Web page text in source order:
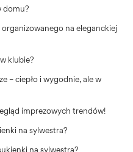
domu?
na eleganckiej
klubie?
– ciepło i wygodnie, ale w
imprezowych trendów!
na sylwestra?
na sylwestra?